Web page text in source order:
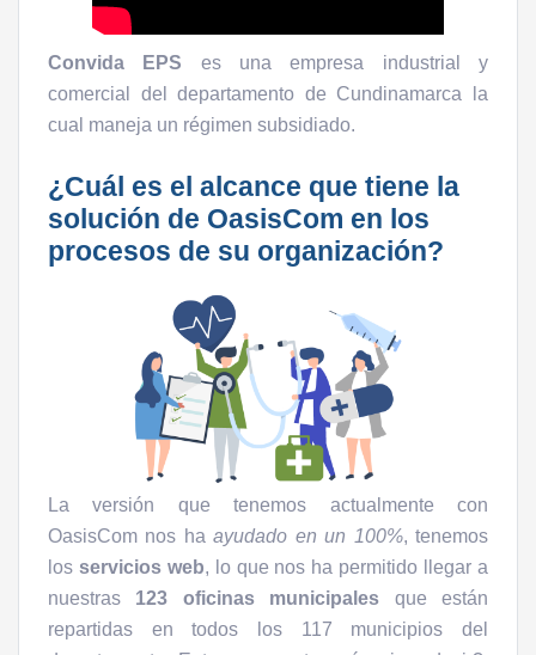
Convida EPS es una empresa industrial y
comercial del departamento de Cundinamarca la
cual maneja un régimen subsidiado.
¿Cuál es el alcance que tiene la
solución de OasisCom en los
procesos de su organización?
La versión que tenemos actualmente con
OasisCom nos haayudado en un 100%, tenemos
los servicios web, lo que nos ha permitido llegar a
nuestras 123 oficinas municipales que están
repartidas en todos los 117 municipios del